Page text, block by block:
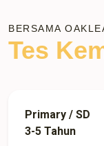
BERSAMA
Tes
Primary / SD
3-5 Tahun